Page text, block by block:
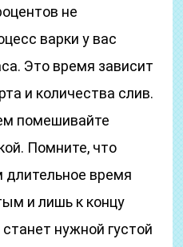
не
варки у вас
Это время зависит
и количества слив.
помешивайте
Помните, что
время
и лишь к концу
нужной густой